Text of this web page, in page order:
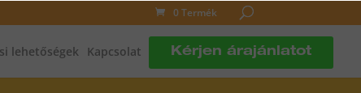
0 Termék
lehetőségek Kapcsolat Kérjen árajánlatot